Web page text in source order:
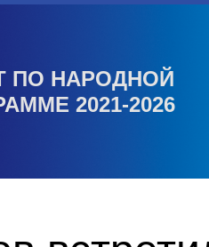
ПО НАРОДНОЙ
2021-2026